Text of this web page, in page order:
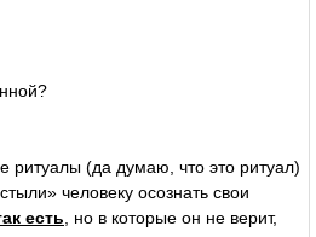
ритуалы (да думаю, что это ритуал)
человеку осознать свои
есть , но в которые он не верит,